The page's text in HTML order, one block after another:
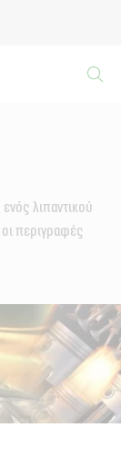
λιπαντικού
περιγραφές